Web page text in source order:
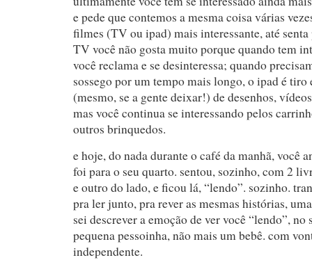
e pede que contemos a mesma coisa várias
filmes (TV ou ipad) mais interessante, até
TV você não gosta muito porque quando tem
você reclama e se desinteressa; quando
sossego por um tempo mais longo, o ipad é
(mesmo, se a gente deixar!) de desenhos,
mas você continua se interessando pelos
outros brinquedos.
e hoje, do nada durante o café da manhã, você
foi para o seu quarto. sentou, sozinho, com 2
e outro do lado, e ficou lá, “lendo”. sozinho.
pra ler junto, pra rever as mesmas histórias,
sei descrever a emoção de ver você “lendo”,
pequena pessoinha, não mais um bebê. com
independente.